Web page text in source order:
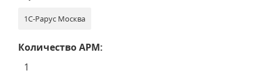
1С-Рарус Москва
Количество АРМ:
1